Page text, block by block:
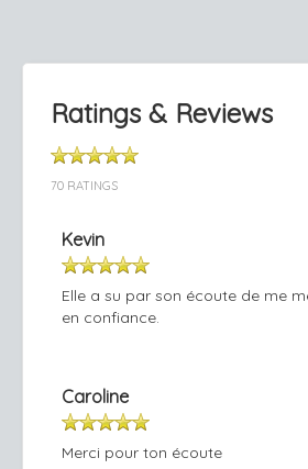
Ratings & Reviews
70 RATINGS
Kevin
Elle a su par son écoute de me
en confiance.
Caroline
Merci pour ton écoute